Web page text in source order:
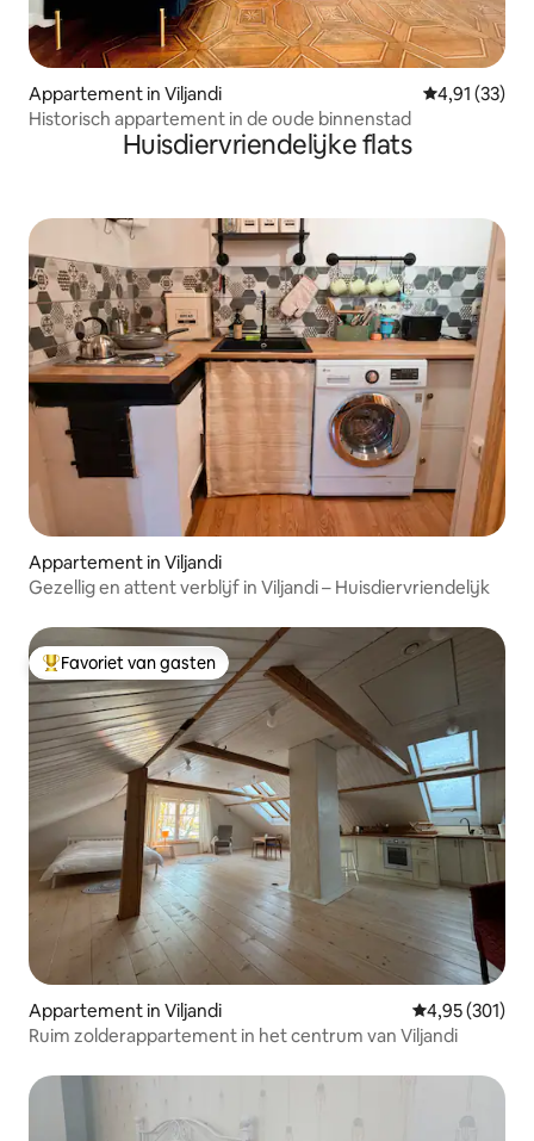
Appartement in Viljandi Gemiddelde
4,91 (33)
Historisch appartement in de oude binnenstad
Huisdiervriendelijke flats
Appartement in Viljandi
Gezellig en attent verblijf in Viljandi – Huisdiervriendelijk
Topfavoriet van gasten
Favoriet van gasten
Appartement in Viljandi Gemiddelde
4,95 (301)
Ruim zolderappartement in het centrum van Viljandi